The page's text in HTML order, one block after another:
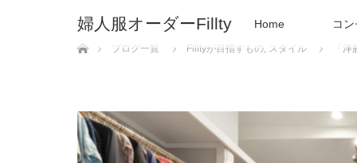
婦人服オーダーFillty Home コ
ホーム
ブログ一覧
Filltyが目指すもの, スタイル 「